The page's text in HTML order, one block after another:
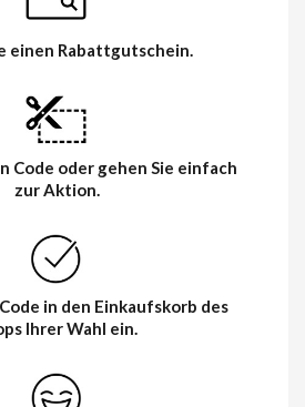
einen Rabattgutschein.
Code oder gehen Sie einfach
zur Aktion.
in den Einkaufskorb des
Ihrer Wahl ein.